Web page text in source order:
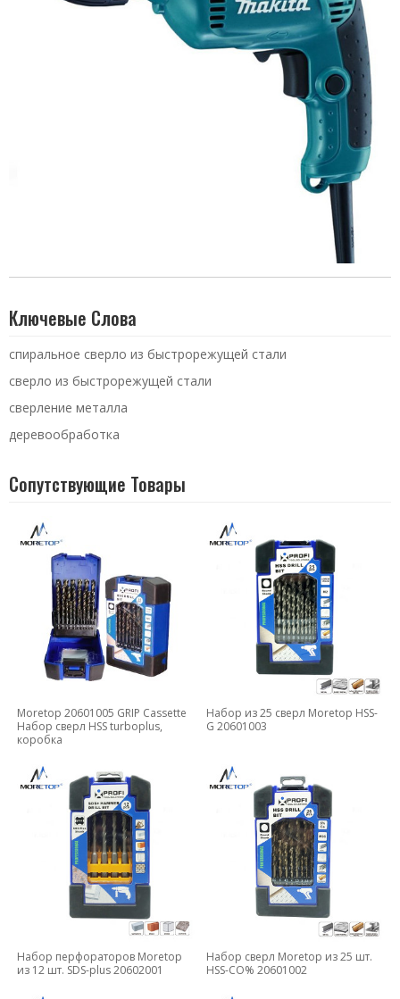
Ключевые Слова
спиральное сверло из быстрорежущей стали
сверло из быстрорежущей стали
сверление металла
деревообработка
Сопутствующие Товары
Moretop 20601005 GRIP Cassette
Набор сверл HSS turboplus,
коробка
Набор из 25 сверл Moretop HSS-
G 20601003
Набор перфораторов Moretop
из 12 шт. SDS-plus 20602001
Набор сверл Moretop из 25 шт.
HSS-CO% 20601002